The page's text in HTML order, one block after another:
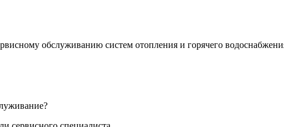
обслуживанию систем отопления и горячего